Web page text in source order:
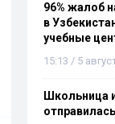
96% жалоб
в
учебные
15:13 / 5
Школьница